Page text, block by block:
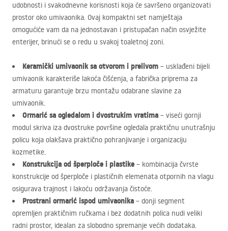
udobnosti i svakodnevne korisnosti koja će savršeno organizovati
prostor oko umivaonika. Ovaj kompaktni set namještaja
omogućiće vam da na jednostavan i pristupačan način osvježite
enterijer, brinući se o redu u svakoj toaletnoj zoni.
Keramički umivaonik sa otvorom i prelivom – usklađeni bijeli
umivaonik karakteriše lakoća čišćenja, a fabrička priprema za
armaturu garantuje brzu montažu odabrane slavine za
umivaonik.
Ormarić sa ogledalom i dvostrukim vratima – viseći gornji
modul skriva iza dvostruke površine ogledala praktičnu unutrašnju
policu koja olakšava praktično pohranjivanje i organizaciju
kozmetike.
Konstrukcija od šperploče i plastike – kombinacija čvrste
konstrukcije od šperploče i plastičnih elemenata otpornih na vlagu
osigurava trajnost i lakoću održavanja čistoće.
Prostrani ormarić ispod umivaonika – donji segment
opremljen praktičnim ručkama i bez dodatnih polica nudi veliki
radni prostor, idealan za slobodno spremanje većih dodataka.